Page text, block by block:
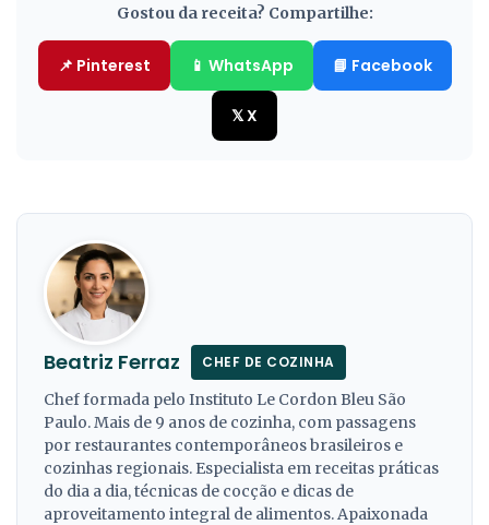
Gostou da receita? Compartilhe:
📌 Pinterest 📱 WhatsApp 📘 Facebook
𝕏 X
Beatriz Ferraz CHEF DE COZINHA
Chef formada pelo Instituto Le Cordon Bleu São
Paulo. Mais de 9 anos de cozinha, com passagens
por restaurantes contemporâneos brasileiros e
cozinhas regionais. Especialista em receitas práticas
do dia a dia, técnicas de cocção e dicas de
aproveitamento integral de alimentos. Apaixonada